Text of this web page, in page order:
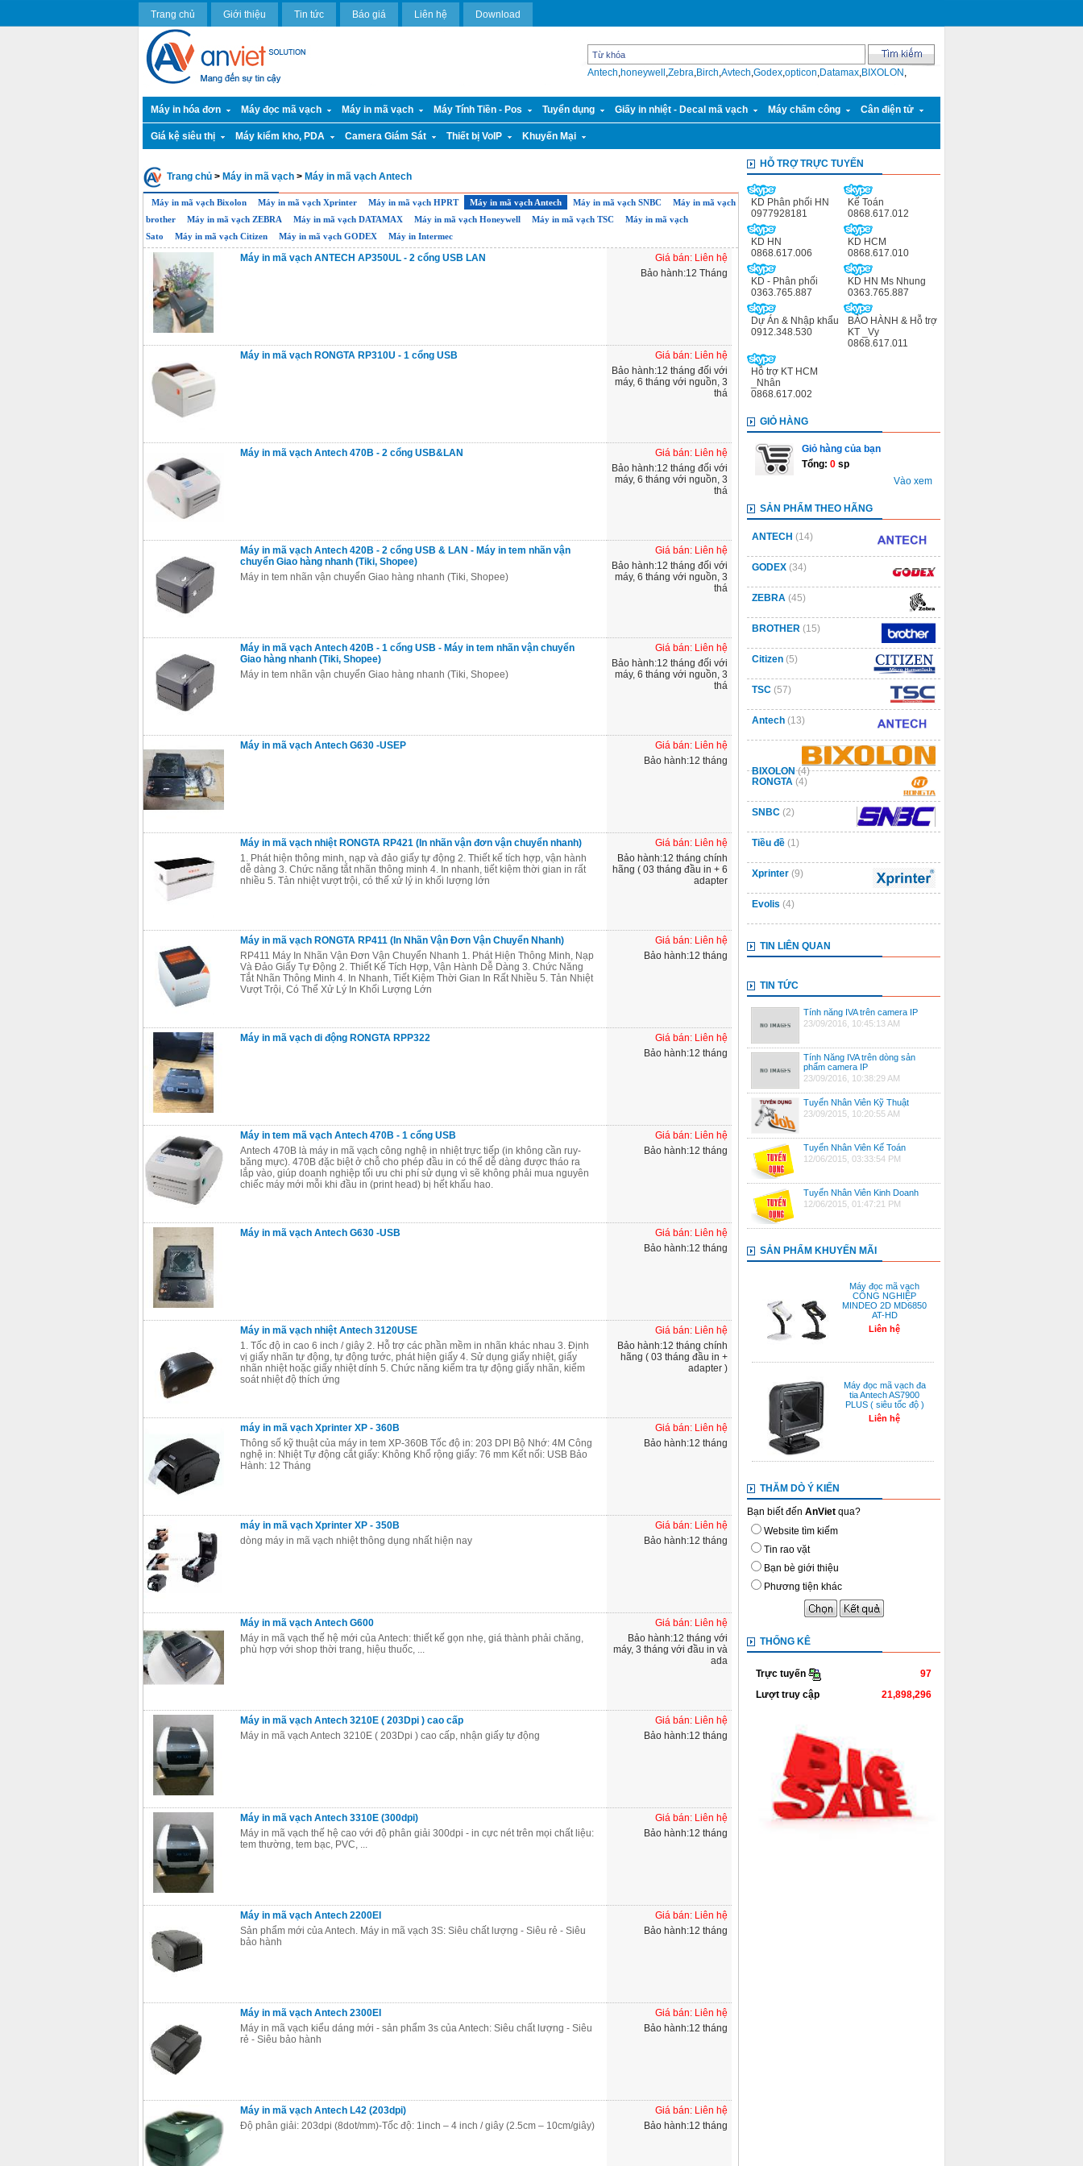
Trang chủ Giới thiệu Tin tức Báo giá Liên hệ Download
Antech,honeywell ,Zebra,Birch,Avtech,Godex,opticon,Datamax,BIXOLON ,
Máy in hóa đơn Máy đọc mã vạch Máy in mã vạch Máy Tính Tiền - Pos Tuyển dụng Giấy in nhiệt - Decal mã vạch Máy chấm công Cân điện tử
Giá kệ siêu thị Máy kiểm kho, PDA Camera Giám Sát Thiết bị VoIP Khuyến Mại
Trang chủ > Máy in mã vạch > Máy in mã vạch Antech
Máy in mã vạch Bixolon Máy in mã vạch Xprinter Máy in mã vạch HPRT Máy in mã vạch Antech Máy in mã vạch SNBC
Máy in mã vạch
brother
Máy in mã vạch ZEBRA Máy in mã vạch DATAMAX Máy in mã vạch Honeywell Máy in mã vạch TSC
Máy in mã vạch
Sato
Máy in mã vạch Citizen Máy in mã vạch GODEX Máy in Intermec
Máy in mã vạch ANTECH AP350UL - 2 cổng USB LAN
Giá bán: Liên hệ
Bảo hành:12 Tháng
Máy in mã vạch RONGTA RP310U - 1 cổng USB
Giá bán: Liên hệ
Bảo hành:12 tháng đối với
máy, 6 tháng với nguồn, 3
thá
Máy in mã vạch Antech 470B - 2 cổng USB&LAN
Giá bán: Liên hệ
Bảo hành:12 tháng đối với
máy, 6 tháng với nguồn, 3
thá
Máy in mã vạch Antech 420B - 2 cổng USB & LAN - Máy in tem nhãn vận
chuyển Giao hàng nhanh (Tiki, Shopee)
Máy in tem nhãn vận chuyển Giao hàng nhanh (Tiki, Shopee)
Giá bán: Liên hệ
Bảo hành:12 tháng đối với
máy, 6 tháng với nguồn, 3
thá
Máy in mã vạch Antech 420B - 1 cổng USB - Máy in tem nhãn vận chuyển
Giao hàng nhanh (Tiki, Shopee)
Máy in tem nhãn vận chuyển Giao hàng nhanh (Tiki, Shopee)
Giá bán: Liên hệ
Bảo hành:12 tháng đối với
máy, 6 tháng với nguồn, 3
thá
Máy in mã vạch Antech G630 -USEP
Giá bán: Liên hệ
Bảo hành:12 tháng
Máy in mã vạch nhiệt RONGTA RP421 (In nhãn vận đơn vận chuyển nhanh)
1. Phát hiện thông minh, nạp và đảo giấy tự động 2. Thiết kế tích hợp, vận hành
dễ dàng 3. Chức năng tắt nhãn thông minh 4. In nhanh, tiết kiệm thời gian in rất
nhiều 5. Tản nhiệt vượt trội, có thể xử lý in khối lượng lớn
Giá bán: Liên hệ
Bảo hành:12 tháng chính
hãng ( 03 tháng đầu in + 6
adapter
Máy in mã vạch RONGTA RP411 (In Nhãn Vận Đơn Vận Chuyển Nhanh)
RP411 Máy In Nhãn Vận Đơn Vận Chuyển Nhanh 1. Phát Hiện Thông Minh, Nạp
Và Đảo Giấy Tự Động 2. Thiết Kế Tích Hợp, Vận Hành Dễ Dàng 3. Chức Năng
Tắt Nhãn Thông Minh 4. In Nhanh, Tiết Kiệm Thời Gian In Rất Nhiều 5. Tản Nhiệt
Vượt Trội, Có Thể Xử Lý In Khối Lượng Lớn
Giá bán: Liên hệ
Bảo hành:12 tháng
Máy in mã vạch di động RONGTA RPP322
Giá bán: Liên hệ
Bảo hành:12 tháng
Máy in tem mã vạch Antech 470B - 1 cổng USB
Antech 470B là máy in mã vạch công nghệ in nhiệt trực tiếp (in không cần ruy-
băng mực). 470B đặc biệt ở chỗ cho phép đầu in có thể dễ dàng được tháo ra
lắp vào, giúp doanh nghiệp tối ưu chi phí sử dụng vì sẽ không phải mua nguyên
chiếc máy mới mỗi khi đầu in (print head) bị hết khấu hao.
Giá bán: Liên hệ
Bảo hành:12 tháng
Máy in mã vạch Antech G630 -USB
Giá bán: Liên hệ
Bảo hành:12 tháng
Máy in mã vạch nhiệt Antech 3120USE
1. Tốc độ in cao 6 inch / giây 2. Hỗ trợ các phần mềm in nhãn khác nhau 3. Định
vị giấy nhãn tự động, tự động tước, phát hiện giấy 4. Sử dụng giấy nhiệt, giấy
nhãn nhiệt hoặc giấy nhiệt dính 5. Chức năng kiểm tra tự động giấy nhãn, kiểm
soát nhiệt độ thích ứng
Giá bán: Liên hệ
Bảo hành:12 tháng chính
hãng ( 03 tháng đầu in +
adapter )
máy in mã vạch Xprinter XP - 360B
Thông số kỹ thuật của máy in tem XP-360B Tốc độ in: 203 DPI Bộ Nhớ: 4M Công
nghệ in: Nhiệt Tự động cắt giấy: Không Khổ rộng giấy: 76 mm Kết nối: USB Bảo
Hành: 12 Tháng
Giá bán: Liên hệ
Bảo hành:12 tháng
máy in mã vạch Xprinter XP - 350B
dòng máy in mã vạch nhiệt thông dụng nhất hiện nay
Giá bán: Liên hệ
Bảo hành:12 tháng
Máy in mã vạch Antech G600
Máy in mã vạch thế hệ mới của Antech: thiết kế gọn nhẹ, giá thành phải chăng,
phù hợp với shop thời trang, hiệu thuốc, ...
Giá bán: Liên hệ
Bảo hành:12 tháng với
máy, 3 tháng với đầu in và
ada
Máy in mã vạch Antech 3210E ( 203Dpi ) cao cấp
Máy in mã vạch Antech 3210E ( 203Dpi ) cao cấp, nhận giấy tự động
Giá bán: Liên hệ
Bảo hành:12 tháng
Máy in mã vạch Antech 3310E (300dpi)
Máy in mã vạch thế hệ cao với độ phân giải 300dpi - in cực nét trên mọi chất liệu:
tem thường, tem bạc, PVC, ...
Giá bán: Liên hệ
Bảo hành:12 tháng
Máy in mã vạch Antech 2200EI
Sản phẩm mới của Antech. Máy in mã vạch 3S: Siêu chất lượng - Siêu rẻ - Siêu
bảo hành
Giá bán: Liên hệ
Bảo hành:12 tháng
Máy in mã vạch Antech 2300EI
Máy in mã vạch kiểu dáng mới - sản phẩm 3s của Antech: Siêu chất lượng - Siêu
rẻ - Siêu bảo hành
Giá bán: Liên hệ
Bảo hành:12 tháng
Máy in mã vạch Antech L42 (203dpi)
Độ phân giải: 203dpi (8dot/mm)-Tốc độ: 1inch – 4 inch / giây (2.5cm – 10cm/giây)
Giá bán: Liên hệ
Bảo hành:12 tháng
HỖ TRỢ TRỰC TUYẾN
KD Phân phối HN
0977928181
Kế Toán
0868.617.012
KD HN
0868.617.006
KD HCM
0868.617.010
KD - Phân phối
0363.765.887
KD HN Ms Nhung
0363.765.887
Dự Án & Nhập khẩu
0912.348.530
BẢO HÀNH & Hỗ trợ
KT _Vy
0868.617.011
Hỗ trợ KT HCM
_Nhân
0868.617.002
GIỎ HÀNG
Giỏ hàng của bạn
Tổng: 0 sp
Vào xem
SẢN PHẨM THEO HÃNG
ANTECH (14)
GODEX (34)
ZEBRA (45)
BROTHER (15)
Citizen (5)
TSC (57)
Antech (13)
BIXOLON (4)
RONGTA (4)
SNBC (2)
Tiều đề (1)
Xprinter (9)
Evolis (4)
TIN LIÊN QUAN
TIN TỨC
Tính năng IVA trên camera IP
23/09/2016, 10:45:13 AM
Tính Năng IVA trên dòng sản
phẩm camera IP
23/09/2016, 10:38:29 AM
Tuyển Nhân Viên Kỹ Thuật
23/09/2015, 10:20:55 AM
Tuyển Nhân Viên Kế Toán
12/06/2015, 03:33:54 PM
Tuyển Nhân Viên Kinh Doanh
12/06/2015, 01:47:21 PM
SẢN PHẨM KHUYẾN MÃI
Máy đọc mã vạch
CÔNG NGHIỆP
MINDEO 2D MD6850
AT-HD
Liên hệ
Máy đọc mã vạch đa
tia Antech AS7900
PLUS ( siêu tốc độ )
Liên hệ
THĂM DÒ Ý KIẾN
Bạn biết đến AnViet qua?
Website tìm kiếm
Tin rao vặt
Bạn bè giới thiệu
Phương tiện khác
THỐNG KÊ
97
Trực tuyến
21,898,296
Lượt truy cập